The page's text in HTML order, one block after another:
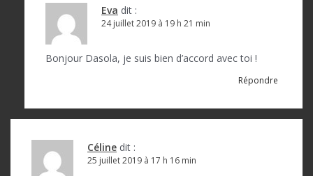
l
Eva dit :
24 juillet 2019 à 19 h 21 min
Bonjour Dasola, je suis bien d’accord avec toi !
Répondre
Céline dit :
25 juillet 2019 à 17 h 16 min